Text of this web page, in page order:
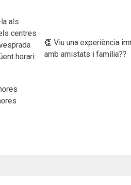
als
centres
horari:
👏 Viu una experiència
amb amistats i família??